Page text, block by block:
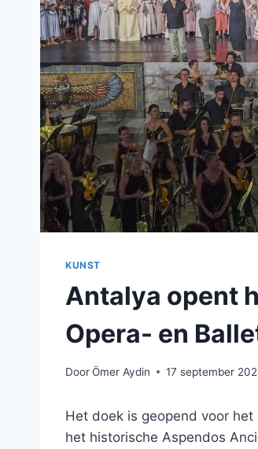
KUNST
Antalya opent
Opera- en
DoorÖmer Aydin 17 september
Het doek is geopend voor
het historische Aspendos